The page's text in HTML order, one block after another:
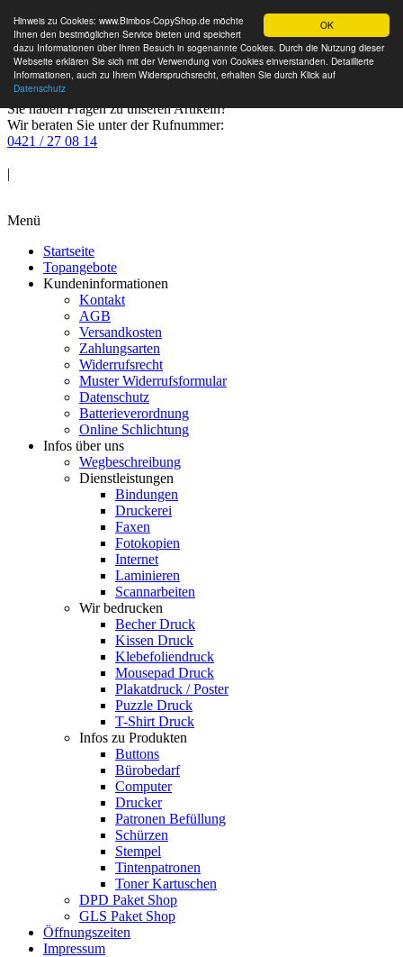
OK
Hinweis zu Cookies: www.Bimbos-CopyShop.de möchte
Ihnen den bestmöglichen Service bieten und speichert
dazu Informationen über Ihren Besuch in sogenannte Cookies. Durch die Nutzung dieser
Webseite erklären Sie sich mit der Verwendung von Cookies einverstanden. Detaillierte
Informationen, auch zu Ihrem Widerspruchsrecht, erhalten Sie durch Klick auf
Datenschutz
Sie haben Fragen zu unseren Artikeln?
Wir beraten Sie unter der Rufnummer:
0421 / 27 08 14
|
Menü
Startseite
Topangebote
Kundeninformationen
Kontakt
AGB
Versandkosten
Zahlungsarten
Widerrufsrecht
Muster Widerrufsformular
Datenschutz
Batterieverordnung
Online Schlichtung
Infos über uns
Wegbeschreibung
Dienstleistungen
Bindungen
Druckerei
Faxen
Fotokopien
Internet
Laminieren
Scannarbeiten
Wir bedrucken
Becher Druck
Kissen Druck
Klebefoliendruck
Mousepad Druck
Plakatdruck / Poster
Puzzle Druck
T-Shirt Druck
Infos zu Produkten
Buttons
Bürobedarf
Computer
Drucker
Patronen Befüllung
Schürzen
Stempel
Tintenpatronen
Toner Kartuschen
DPD Paket Shop
GLS Paket Shop
Öffnungszeiten
Impressum